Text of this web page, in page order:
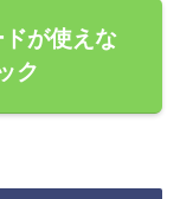
が使えな
ク